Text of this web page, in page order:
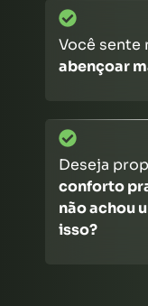
Você sente
abençoar
Deseja
conforto
não achou
isso?